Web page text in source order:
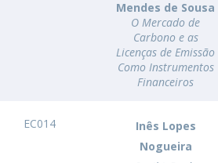
Mendes de Sousa
O Mercado de
Carbono e as
Licenças de Emissão
Como Instrumentos
Financeiros
EC014
Inês Lopes
Nogueira